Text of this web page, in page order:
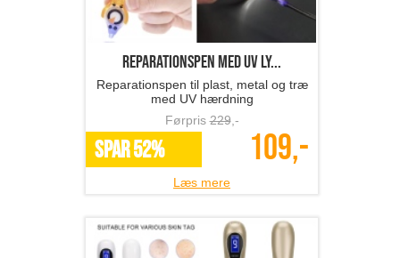
reparationspen med UV ly...
Reparationspen til plast, metal og træ
med UV hærdning
Førpris229,-
SPAR 52% 109,-
Læs mere